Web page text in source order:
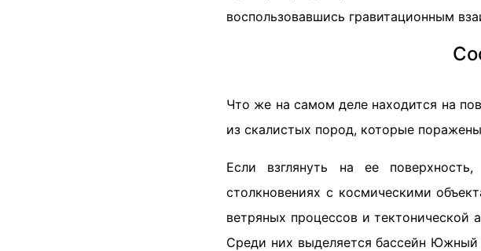
воспользовавшись гравитационным
Что же на самом деле находится на
из скалистых пород, которые
Если взглянуть на ее
столкновениях с космическими
ветряных процессов и тектонической
Среди них выделяется бассейн